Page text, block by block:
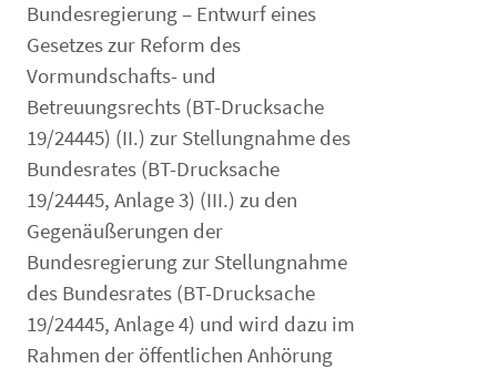
Bundesregierung – Entwurf eines
Gesetzes zur Reform des
Vormundschafts- und
Betreuungsrechts (BT-Drucksache
19/24445) (II.) zur Stellungnahme des
Bundesrates (BT-Drucksache
19/24445, Anlage 3) (III.) zu den
Gegenäußerungen der
Bundesregierung zur Stellungnahme
des Bundesrates (BT-Drucksache
19/24445, Anlage 4) und wird dazu im
Rahmen der öffentlichen Anhörung